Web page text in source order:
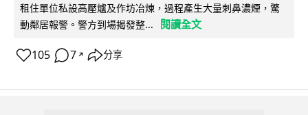
租住單位私設高壓爐及作坊冶煉，過程產生大量刺鼻濃煙，驚
動鄰居報警。警方到場揭發整...
閱讀全文
105 7 ↗ 分享